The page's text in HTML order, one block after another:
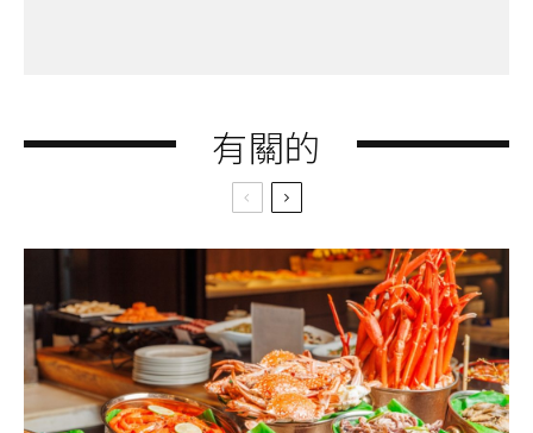
有關的